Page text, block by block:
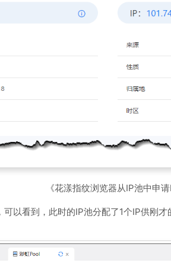
《花漾指纹浏览器从IP池中申请
以看到，此时的IP池分配了1个IP供刚才